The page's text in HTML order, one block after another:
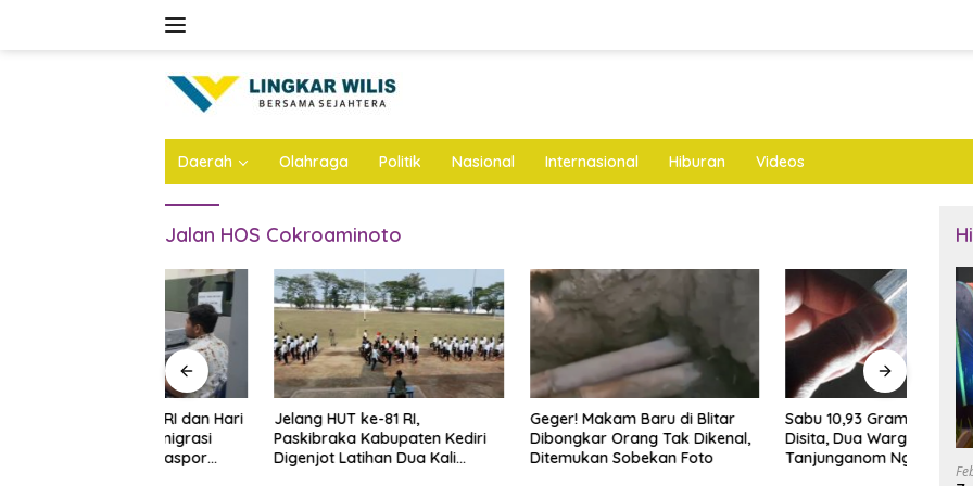
Daerah Olahraga Politik Nasional Internasional Hiburan Videos
Jalan HOS Cokroaminoto
Jelang HUT ke-81 RI,
Paskibraka Kabupaten Kediri
Digenjot Latihan Dua Kali
Geger! Makam Baru di Blitar
Dibongkar Orang Tak Dikenal,
Ditemukan Sobekan Foto
Sabu 10,93 Gram Siap Edar
Disita, Dua Warga
Tanjunganom Nganjuk